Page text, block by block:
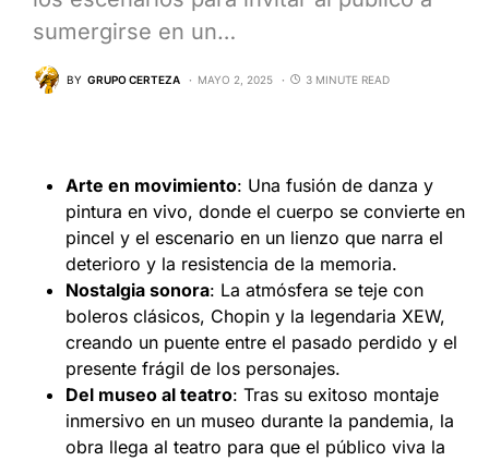
sumergirse en un…
BY GRUPO CERTEZA MAYO 2, 2025 3 MINUTE READ
Arte en movimiento: Una fusión de danza y
pintura en vivo, donde el cuerpo se convierte en
pincel y el escenario en un lienzo que narra el
deterioro y la resistencia de la memoria.
Nostalgia sonora: La atmósfera se teje con
boleros clásicos, Chopin y la legendaria XEW,
creando un puente entre el pasado perdido y el
presente frágil de los personajes.
Del museo al teatro: Tras su exitoso montaje
inmersivo en un museo durante la pandemia, la
obra llega al teatro para que el público viva la